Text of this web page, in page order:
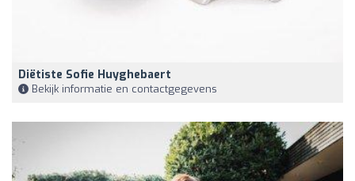
Diëtiste Sofie Huyghebaert
Bekijk informatie en contactgegevens